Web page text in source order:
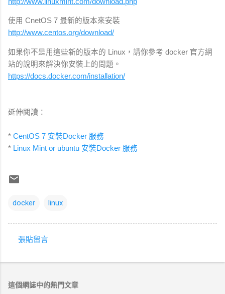
使用 CnetOS 7 最新的版本來安裝
http://www.centos.org/download/
如果你不是用這些新的版本的 Linux，請你參考 docker 官方網
站的說明來解決你安裝上的問題。
https://docs.docker.com/installation/
延伸閱讀：
* CentOS 7 安裝Docker 服務
* Linux Mint or ubuntu 安裝Docker 服務
docker linux
言
張貼留言
這個網誌中的熱門文章